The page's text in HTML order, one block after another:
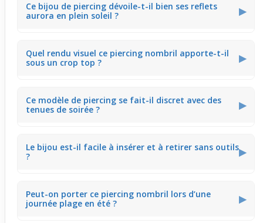
limite les risques d'accroche avec des vêtements comme
les jeans ou tops moulants. Cela permet de le porter
Ce bijou de piercing dévoile-t-il bien ses reflets
aurora en plein soleil ?
▶
pour faire ressortir ses nuances aurora. Cela donne un
éclat subtil qui illumine la zone du ventre, parfait pour
Quel rendu visuel ce piercing nombril apporte-t-il
sous un crop top ?
▶
élégamment le ventre visible sous un crop top, offrant
un style moderne qui attire le regard sans en faire trop.
Ce modèle de piercing se fait-il discret avec des
tenues de soirée ?
▶
restant sobre grâce à sa forme géométrique. Il complète
bien des tenues habillées sans dominer l’ensemble.
Le bijou est-il facile à insérer et à retirer sans outils
?
▶
grâce à sa forme et taille adaptées. Cela facilite son
utilisation au quotidien sans manipulation compliquée.
Peut-on porter ce piercing nombril lors d’une
journée plage en été ?
▶